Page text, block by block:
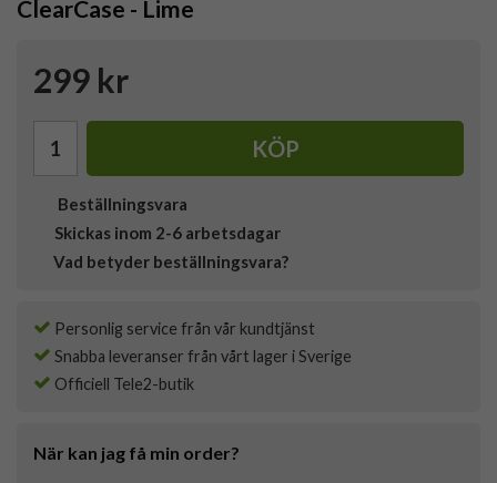
ClearCase - Lime
299 kr
KÖP
Beställningsvara
Skickas inom 2-6 arbetsdagar
Vad betyder beställningsvara?
Personlig service från vår kundtjänst
Snabba leveranser från vårt lager i Sverige
Officiell Tele2-butik
När kan jag få min order?